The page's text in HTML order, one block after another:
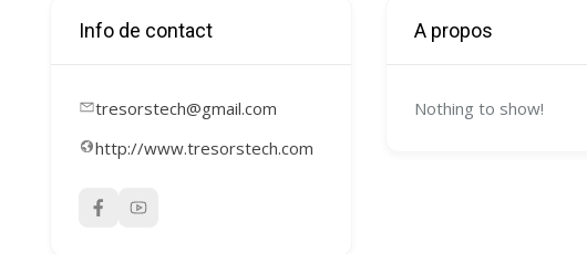
Info de contact
tresorstech@gmail.com
http://www.tresorstech.com
A propos
Nothing to show!